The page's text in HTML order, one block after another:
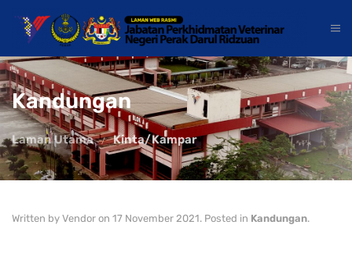
Kandungan
Laman Utama Kinta/Kampar
Written by Vendor on 17 November 2021. Posted in Kandungan.